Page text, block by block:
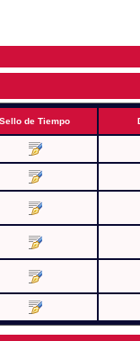
Sello de Tiempo